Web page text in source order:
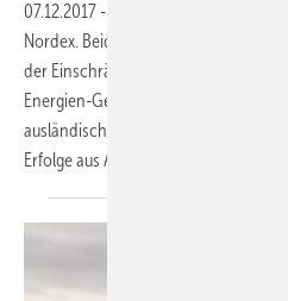
07.12.2017 -
Nordex. Beide deutsche Hersteller
der Einschränkung des Windenergie-
Energien-Gesetz 2017 ihre Umsätze
ausländischen Märkten mit großen
Erfolge aus Australien, Norwegen und